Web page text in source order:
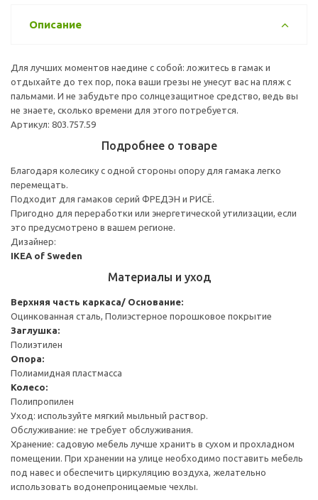
Описание
Для лучших моментов наедине с собой: ложитесь в гамак и
отдыхайте до тех пор, пока ваши грезы не унесут вас на пляж с
пальмами. И не забудьте про солнцезащитное средство, ведь вы
не знаете, сколько времени для этого потребуется.
Артикул: 803.757.59
Подробнее о товаре
Благодаря колесику с одной стороны опору для гамака легко
перемещать.
Подходит для гамаков серий ФРЕДЭН и РИСЁ.
Пригодно для переработки или энергетической утилизации, если
это предусмотрено в вашем регионе.
Дизайнер:
IKEA of Sweden
Материалы и уход
Верхняя часть каркаса/ Основание:
Оцинкованная сталь, Полиэстерное порошковое покрытие
Заглушка:
Полиэтилен
Опора:
Полиамидная пластмасса
Колесо:
Полипропилен
Уход: используйте мягкий мыльный раствор.
Обслуживание: не требует обслуживания.
Хранение: садовую мебель лучше хранить в сухом и прохладном
помещении. При хранении на улице необходимо поставить мебель
под навес и обеспечить циркуляцию воздуха, желательно
использовать водонепроницаемые чехлы.